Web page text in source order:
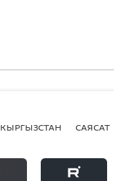
КЫРГЫЗСТАН САЯСАТ